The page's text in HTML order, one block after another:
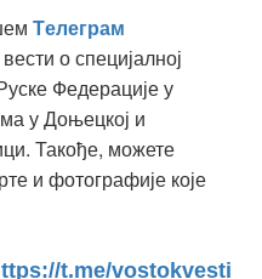
Tелеграм
о специјалној
Федерације у
у Доњецкој и
Такође, можете
и фотографије које
t.me/vostokvesti